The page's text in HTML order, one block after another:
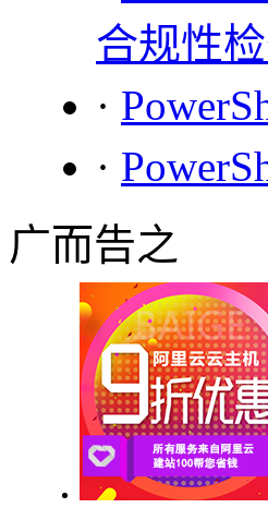
合规性
·
·
广而告之